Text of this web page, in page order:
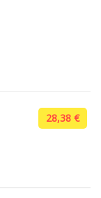
28,38 €